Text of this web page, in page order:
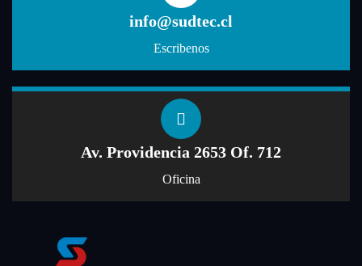
info@sudtec.cl
Escribenos
Av. Providencia 2653 Of. 712
Oficina